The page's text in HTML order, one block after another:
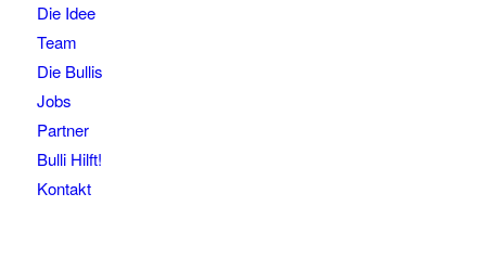
Die Idee
Team
Die Bullis
Jobs
Partner
Bulli Hilft!
Kontakt